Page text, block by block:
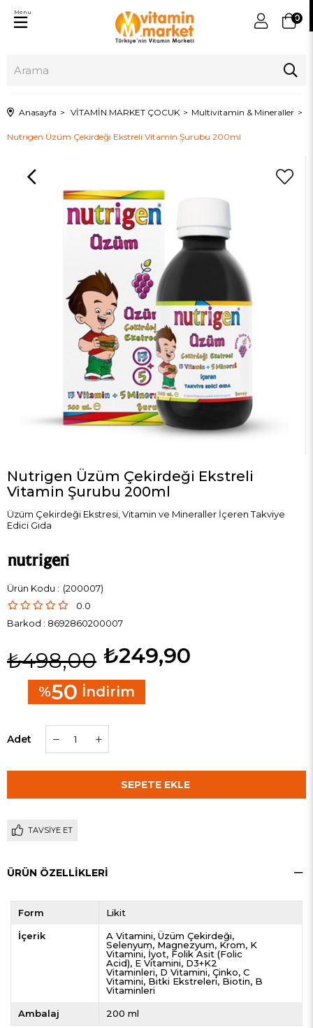
0
Menu
Anasayfa VİTAMİN.MARKET ÇOCUK Multivitamin & Mineraller
Nutrigen Üzüm Çekirdeği Ekstreli Vitamin Şurubu 200ml
Nutrigen Üzüm Çekirdeği Ekstreli
Vitamin Şurubu 200ml
Üzüm Çekirdeği Ekstresi, Vitamin ve Mineraller İçeren Takviye
Edici Gıda
(200007)
0.0
Barkod : 8692860200007
₺498,00 ₺249,90
%50 İndirim
Adet
TAVSIYE ET
ÜRÜN ÖZELLIKLERI
Form Likit
İçerik A Vitamini Üzüm Çekirdeği
Selenyum Magnezyum Krom K
Vitamini İyot Folik Asit (Folic
Acid) E Vitamini D3+K2
Vitaminleri D Vitamini Çinko C
Vitamini Bitki Ekstreleri Biotin B
Vitaminleri
Ambalaj 200 ml